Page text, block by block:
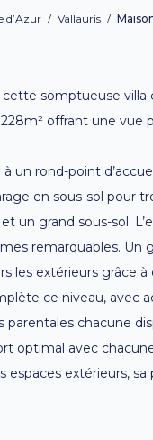
d’Azur / Vallauris /
somptueuse villa
offrant une vue
un rond-point
en sous-sol pour
un grand sous-sol.
remarquables. Un
extérieurs grâce à
ce niveau, avec
chacune
optimal avec
espaces extérieurs,